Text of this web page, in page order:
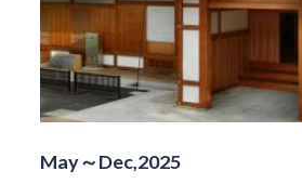
May～Dec,2025